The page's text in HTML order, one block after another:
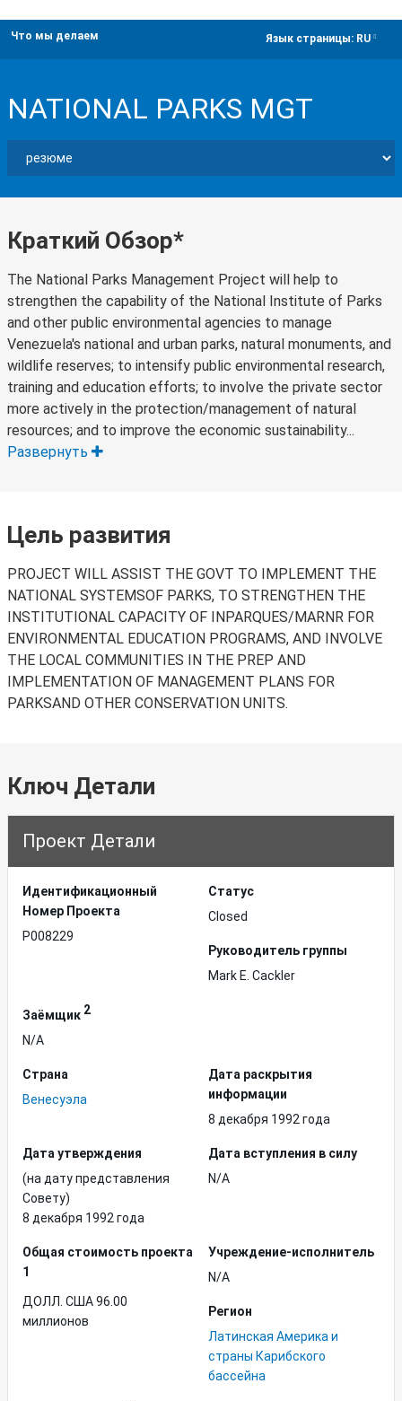
Что мы делаем Язык страницы: RU
NATIONAL PARKS MGT
Краткий Обзор*
The National Parks Management Project will help to
strengthen the capability of the National Institute of Parks
and other public environmental agencies to manage
Venezuela's national and urban parks, natural monuments, and
wildlife reserves; to intensify public environmental research,
training and education efforts; to involve the private sector
more actively in the protection/management of natural
resources; and to improve the economic sustainability...
Развернуть
Цель развития
PROJECT WILL ASSIST THE GOVT TO IMPLEMENT THE
NATIONAL SYSTEMSOF PARKS, TO STRENGTHEN THE
INSTITUTIONAL CAPACITY OF INPARQUES/MARNR FOR
ENVIRONMENTAL EDUCATION PROGRAMS, AND INVOLVE
THE LOCAL COMMUNITIES IN THE PREP AND
IMPLEMENTATION OF MANAGEMENT PLANS FOR
PARKSAND OTHER CONSERVATION UNITS.
Ключ Детали
Проект Детали
Идентификационный
Hомер Проекта
P008229
Статус
Closed
Руководитель группы
Mark E. Cackler
Заёмщик 2
N/A
Страна
Венесуэла
Дата раскрытия
информации
8 декабря 1992 года
Дата утверждения
(на дату представления
Совету)
8 декабря 1992 года
Дата вступления в силу
N/A
Общая стоимость проекта
1
ДОЛЛ. США 96.00
миллионов
Учреждение-исполнитель
N/A
Регион
Латинская Америка и
страны Карибского
бассейна